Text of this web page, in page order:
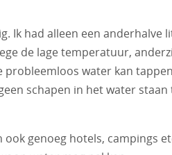
Ik had alleen een anderhalve
de lage temperatuur,
probleemloos water kan
schapen in het water staan
genoeg hotels, campings